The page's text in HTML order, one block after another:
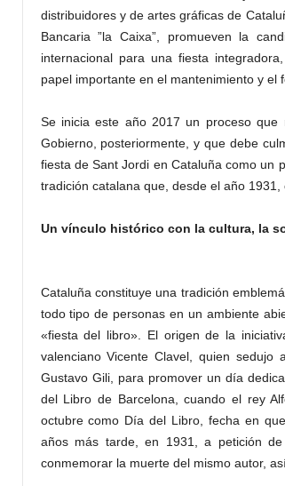
distribuidores y de artes gráficas de
Bancaria ”la Caixa”, promueven la
internacional para una fiesta
papel importante en el mantenimiento y el
Se inicia este año 2017 un proceso
Gobierno, posteriormente, y que debe
fiesta de Sant Jordi en Cataluña como un
tradición catalana que, desde el año
Un vínculo histórico con la cultura, la
Cataluña constituye una tradición
todo tipo de personas en un ambiente
«fiesta del libro». El origen de la
valenciano Vicente Clavel, quien
Gustavo Gili, para promover un día
del Libro de Barcelona, cuando el rey
octubre como Día del Libro, fecha en
años más tarde, en 1931, a petición
conmemorar la muerte del mismo autor,